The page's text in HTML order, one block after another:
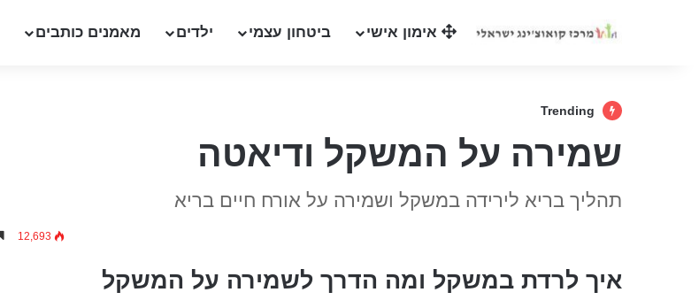
אימון אישי ביטחון עצמי ילדים מאמנים כותבים
שמירה על המשקל ודיאטה
תהליך בריא לירידה במשקל ושמירה על אורח חיים בריא
12,693
איך לרדת במשקל ומה הדרך לשמירה על המשקל